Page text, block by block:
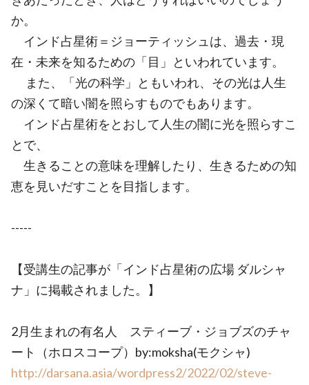
か。
インド占星術＝ジョーティッシュは、過去・現
在・未来を知るための「目」といわれています。
また、「光の科学」ともいわれ、その光は人生
の深くて暗い闇を照らすものでもあります。
インド占星術をとおして人生の闇に光を照らすこ
とで、
生きることの意味を理解したり、生きるための知
恵を見いだすことを目指します。
-----
【受講生の記事が「インド占星術の広場 ダルシャ
ナ」に掲載されました。】
2月生まれの有名人 スティーブ・ジョブズのチャ
ート（ホロスコープ）by:moksha(モクシャ)
http://darsana.asia/wordpress2/2022/02/steve-